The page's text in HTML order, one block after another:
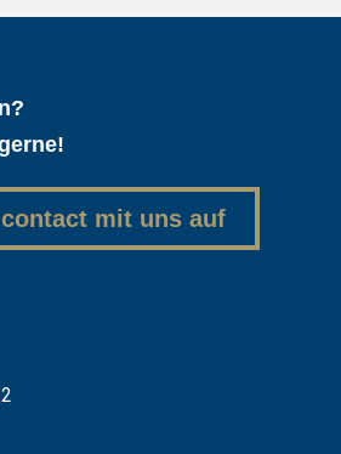
mit uns auf